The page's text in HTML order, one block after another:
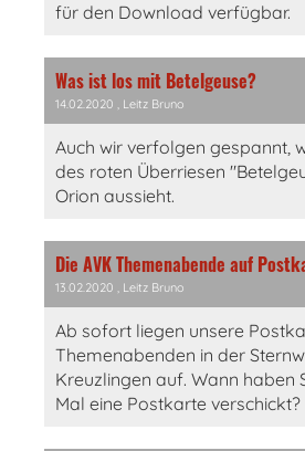
für den Download verfügbar.
Was ist los mit Betelgeuse?
14.02.2020 , Leitz Bruno
Auch wir verfolgen gespannt,
des roten Überriesen
Orion aussieht.
Die AVK Themenabende auf
13.02.2020 , Leitz Bruno
Ab sofort liegen unsere
Themenabenden in der
Kreuzlingen auf. Wann haben
Mal eine Postkarte verschickt?